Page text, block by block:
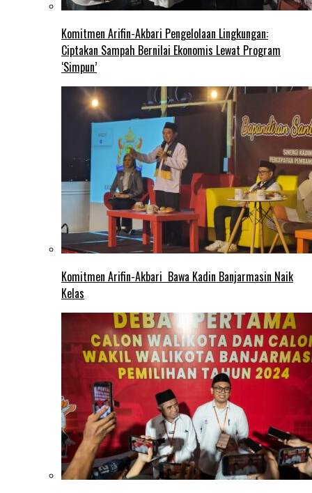
Komitmen Arifin-Akbari Pengelolaan Lingkungan:
Ciptakan Sampah Bernilai Ekonomis Lewat Program
‘Simpun’
Komitmen Arifin-Akbari Bawa Kadin Banjarmasin Naik
Kelas